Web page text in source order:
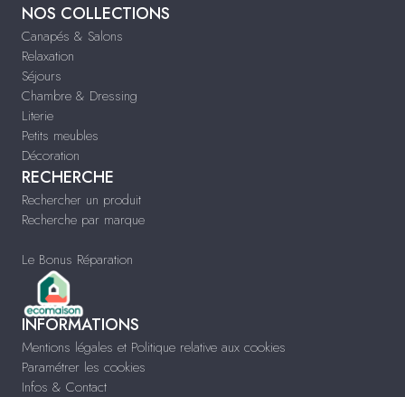
NOS COLLECTIONS
Canapés & Salons
Relaxation
Séjours
Chambre & Dressing
Literie
Petits meubles
Décoration
RECHERCHE
Rechercher un produit
Recherche par marque
Le Bonus Réparation
INFORMATIONS
Mentions légales et Politique relative aux cookies
Paramétrer les cookies
Infos & Contact